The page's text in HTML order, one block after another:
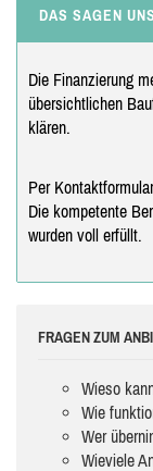
DAS SAGEN
Die Finanzierung
übersichtlichen
klären.
Per
Die kompetente
wurden voll erfüllt.
FRAGEN ZUM
Wieso
Wie
Wer
Wieviele